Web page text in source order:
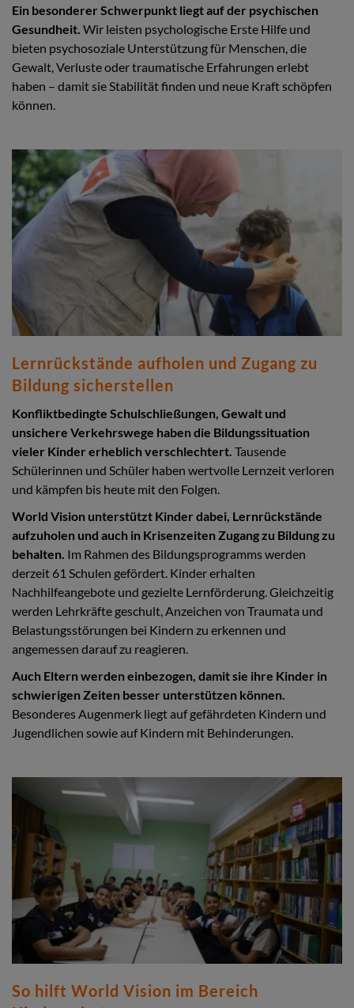
Ein besonderer Schwerpunkt liegt auf der psychischen
Gesundheit. Wir leisten psychologische Erste Hilfe und
bieten psychosoziale Unterstützung für Menschen, die
Gewalt, Verluste oder traumatische Erfahrungen erlebt
haben – damit sie Stabilität finden und neue Kraft schöpfen
können.
Lernrückstände aufholen und Zugang zu
Bildung sicherstellen
Konfliktbedingte Schulschließungen, Gewalt und
unsichere Verkehrswege haben die Bildungssituation
vieler Kinder erheblich verschlechtert. Tausende
Schülerinnen und Schüler haben wertvolle Lernzeit verloren
und kämpfen bis heute mit den Folgen.
World Vision unterstützt Kinder dabei, Lernrückstände
aufzuholen und auch in Krisenzeiten Zugang zu Bildung zu
behalten. Im Rahmen des Bildungsprogramms werden
derzeit 61 Schulen gefördert. Kinder erhalten
Nachhilfeangebote und gezielte Lernförderung. Gleichzeitig
werden Lehrkräfte geschult, Anzeichen von Traumata und
Belastungsstörungen bei Kindern zu erkennen und
angemessen darauf zu reagieren.
Auch Eltern werden einbezogen, damit sie ihre Kinder in
schwierigen Zeiten besser unterstützen können.
Besonderes Augenmerk liegt auf gefährdeten Kindern und
Jugendlichen sowie auf Kindern mit Behinderungen.
So hilft World Vision im Bereich